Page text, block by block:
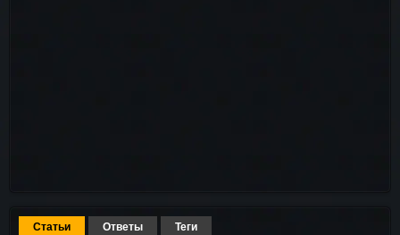
Статьи Ответы Теги